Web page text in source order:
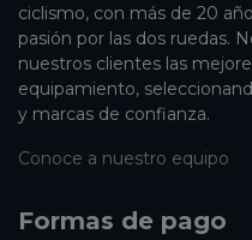
ciclismo, con más de 20
pasión por las dos ruedas.
nuestros clientes las
equipamiento,
y marcas de confianza.
Conoce a nuestro equipo
Formas de pago